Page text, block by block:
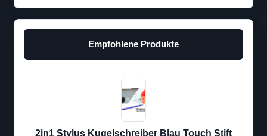
Empfohlene Produkte
2in1 Stylus Kugelschreiber Blau Touch Stift